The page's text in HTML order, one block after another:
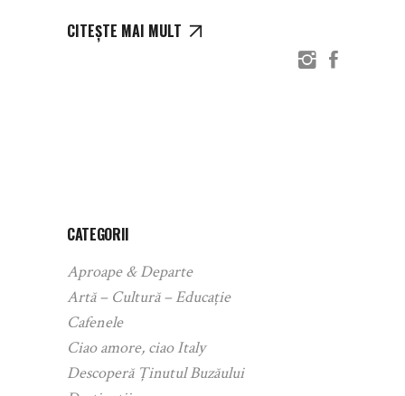
CITEȘTE MAI MULT
CATEGORII
Aproape & Departe
Artă – Cultură – Educație
Cafenele
Ciao amore, ciao Italy
Descoperă Ținutul Buzăului